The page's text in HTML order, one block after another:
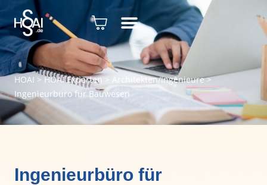
HOAI > HOAI Experten> Architekten/Ingenieure>
Ingenieurbüro für Bauwesen
Ingenieurbüro für